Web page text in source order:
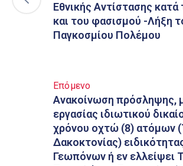
Εθνικής Αντίστασης κατά
και του φασισμού -Λήξη
Παγκοσμίου Πολέμου
Επόμενο
Ανακοίνωση πρόσληψης,
εργασίας ιδιωτικού
χρόνου οχτώ (8) ατόμων
Δακοκτονίας)
Γεωπόνων ή εν ελλείψει